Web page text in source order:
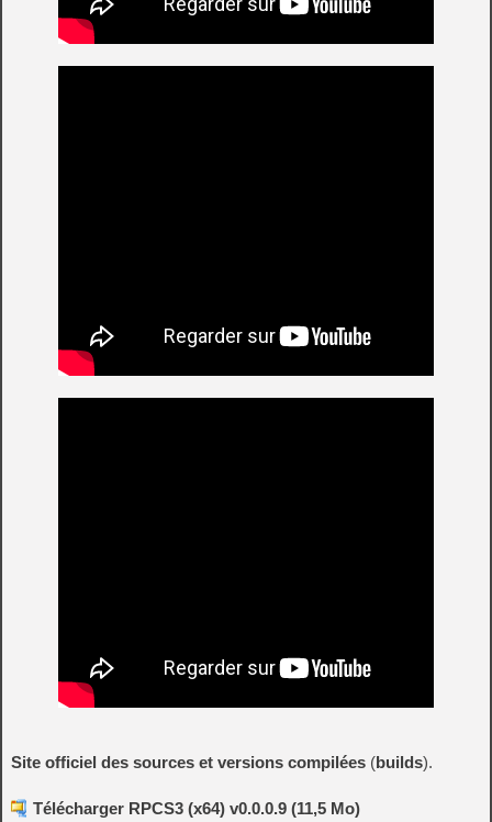
Site officiel des sources et versions compilées (builds).
Télécharger RPCS3 (x64) v0.0.0.9 (11,5 Mo)